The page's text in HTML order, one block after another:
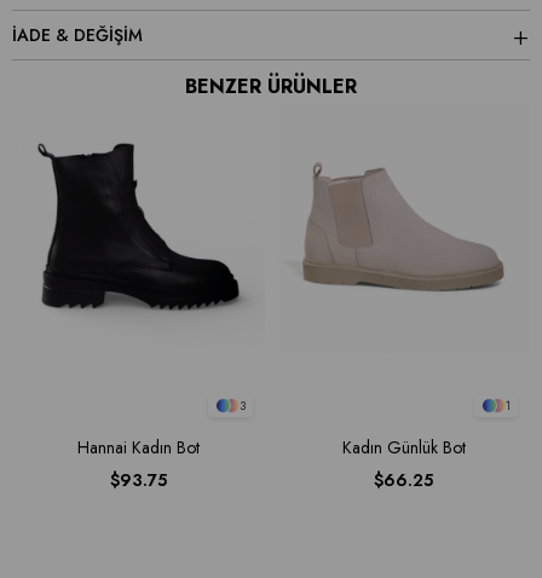
İADE & DEĞİŞİM
BENZER ÜRÜNLER
3
Hannai Kadın Bot
$93.75
1
Kadın Günlük Bot
$66.25